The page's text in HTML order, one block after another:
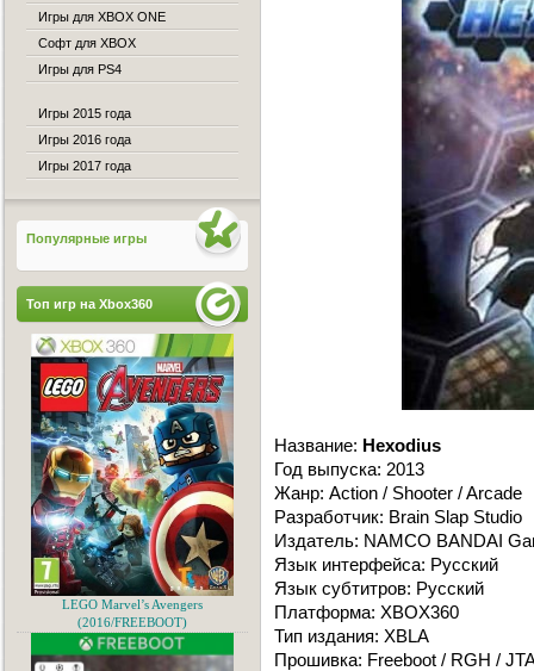
Название: Hexodius
Год выпуска: 2013
Жанр: Action / Shooter / Arcade
Разработчик: Brain Slap Studio
Издатель: NAMCO BANDAI
Язык интерфейса: Русский
Язык cубтитров: Русский
Платформа: XBOX360
Тип издания: XBLA
Прошивка: Freeboot / RGH /
Игры для XBOX ONE
Софт для XBOX
Игры для PS4
Игры 2015 года
Игры 2016 года
Игры 2017 года
Популярные игры
Топ игр на Xbox360
LEGO Marvel’s Avengers
(2016/FREEBOOT)